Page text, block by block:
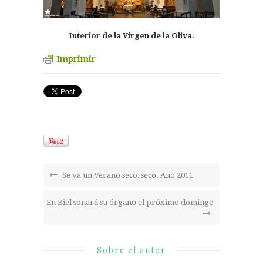
Interior de la Virgen de la Oliva.
Imprimir
Se va un Verano seco, seco. Año 2011
En Biel sonará su órgano el próximo domingo
Sobre el autor